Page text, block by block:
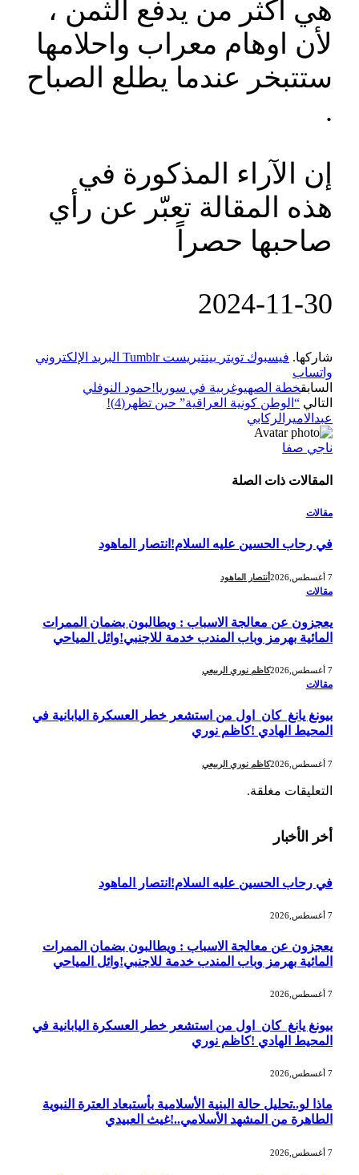
هي أكثر من يدفع الثمن ،
لأن اوهام معراب واحلامها
ستتبخر عندما يطلع الصباح
إن الآراء المذكورة في
هذه المقالة تعبّر عن رأي
صاحبها حصراً
‎2024-‎11-30
شاركها. فيسبوك تويتر بينتيريست Tumblr البريد الإلكتروني
واتساب
السابقخطة الصهيوغربية في سوريا!حمود النوفلي
التالي
“الوطن كونية العراقية” حين تظهر(4)!
عبدالاميرالركابي
ناجي صفا
المقالاتذات الصلة
مقالات
في رحاب الحسين عليه السلام!انتصار الماهود
أنتصار الماهود
مقالات
يعجزون عن معالجة الاسباب : ويطالبون بضمان الممرات
المائية بهرمز وباب المندب خدمة للاجنبي!وائل المياحي
كاظم نوري الربيعي
مقالات
بيونغ يانغ كان اول من استشعر خطر العسكرة اليابانية في
المحيط الهادي !كاظم نوري
كاظم نوري الربيعي
التعليقات مغلقة.
أخر الأخبار
في رحاب الحسين عليه السلام!انتصار الماهود
يعجزون عن معالجة الاسباب : ويطالبون بضمان الممرات
المائية بهرمز وباب المندب خدمة للاجنبي!وائل المياحي
بيونغ يانغ كان اول من استشعر خطر العسكرة اليابانية في
المحيط الهادي !كاظم نوري
ماذا لو..تحليل حالة البنية الأسلامية بأستبعاد العترة النبوية
الطاهرة من المشهد الأسلامي..!غيث العبيدي